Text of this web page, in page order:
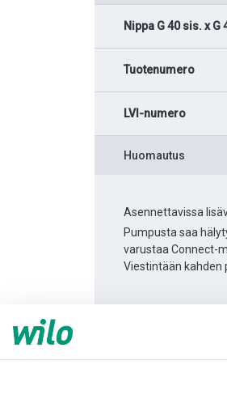
Nippa G 40 sis. x
Tuotenumero
LVI-numero
Huomautus
Asennettavissa
Pumpusta saa
varustaa Connect-
Viestintään kahden